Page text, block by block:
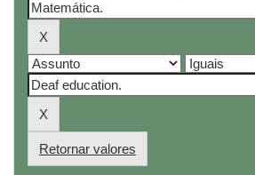
Retornar valores